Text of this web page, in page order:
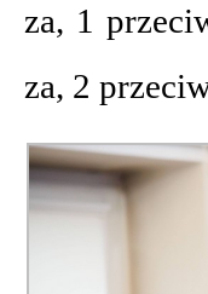
za, 1
za, 2